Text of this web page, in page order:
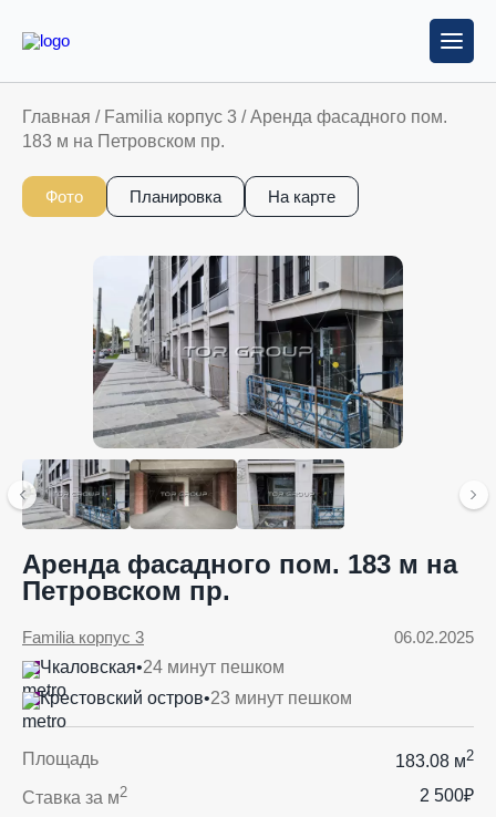
Главная / Familia корпус 3 /Аренда фасадного пом.
183 м на Петровском пр.
Фото Планировка На карте
Аренда фасадного пом. 183 м на
Петровском пр.
06.02.2025
Familia корпус 3
Чкаловская•24 минут пешком
Крестовский остров•23 минут пешком
Площадь 183.08 м2
Ставка за м2
2 500₽